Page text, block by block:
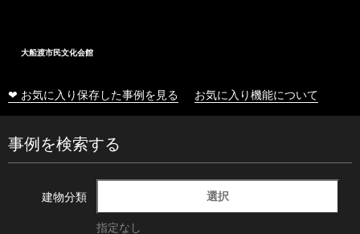
大船渡市民文化会館
❤ お気に入り保存した事例を見る お気に入り機能について
事例を検索する
建物分類 選択
指定なし